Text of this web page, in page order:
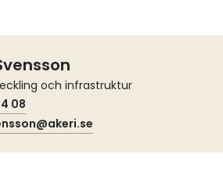
och infrastruktur
08